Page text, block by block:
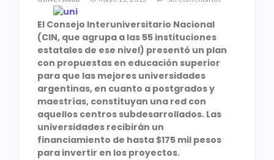
El Consejo Interuniversitario Nacional
(CIN, que agrupa a las 55 instituciones
estatales de ese nivel) presentó un plan
con propuestas en educación superior
para que las mejores universidades
argentinas, en cuanto a postgrados y
maestrías, constituyan una red con
aquellos centros subdesarrollados. Las
universidades recibirán un
financiamiento de hasta $175 mil pesos
para invertir en los proyectos.